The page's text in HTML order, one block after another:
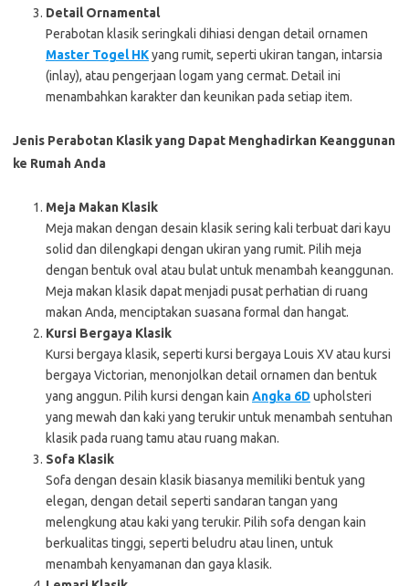
Detail Ornamental
Perabotan klasik seringkali dihiasi dengan detail ornamen
Master Togel HKyang rumit, seperti ukiran tangan, intarsia
(inlay), atau pengerjaan logam yang cermat. Detail ini
menambahkan karakter dan keunikan pada setiap item.
Jenis Perabotan Klasik yang Dapat Menghadirkan Keanggunan
ke Rumah Anda
Meja Makan Klasik
Meja makan dengan desain klasik sering kali terbuat dari kayu
solid dan dilengkapi dengan ukiran yang rumit. Pilih meja
dengan bentuk oval atau bulat untuk menambah keanggunan.
Meja makan klasik dapat menjadi pusat perhatian di ruang
makan Anda, menciptakan suasana formal dan hangat.
Kursi Bergaya Klasik
Kursi bergaya klasik, seperti kursi bergaya Louis XV atau kursi
bergaya Victorian, menonjolkan detail ornamen dan bentuk
yang anggun. Pilih kursi dengan kain Angka 6D upholsteri
yang mewah dan kaki yang terukir untuk menambah sentuhan
klasik pada ruang tamu atau ruang makan.
Sofa Klasik
Sofa dengan desain klasik biasanya memiliki bentuk yang
elegan, dengan detail seperti sandaran tangan yang
melengkung atau kaki yang terukir. Pilih sofa dengan kain
berkualitas tinggi, seperti beludru atau linen, untuk
menambah kenyamanan dan gaya klasik.